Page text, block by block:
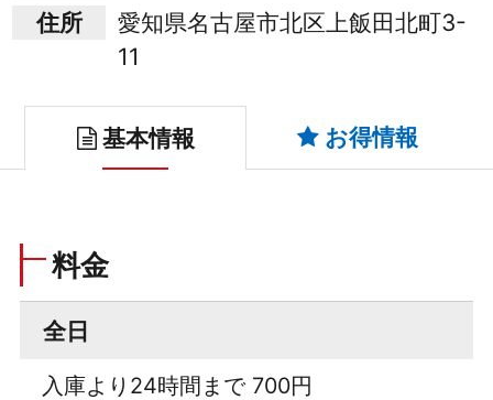
住所
愛知県名古屋市北区上飯田北町3-
11
基本情報 お得情報
料金
全日
入庫より24時間まで 700円